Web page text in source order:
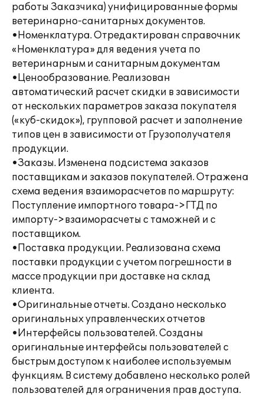
работы Заказчика) унифицированные формы
ветеринарно-санитарных документов.
•Номенклатура. Отредактирован справочник
«Номенклатура» для ведения учета по
ветеринарным и санитарным документам
•Ценообразование. Реализован
автоматический расчет скидки в зависимости
от нескольких параметров заказа покупателя
(«куб-скидок»), групповой расчет и заполнение
типов цен в зависимости от Грузополучателя
продукции.
•Заказы. Изменена подсистема заказов
поставщикам и заказов покупателей. Отражена
схема ведения взаиморасчетов по маршруту:
Поступление импортного товара->ГТД по
импорту->взаиморасчеты с таможней и с
поставщиком.
•Поставка продукции. Реализована схема
поставки продукции с учетом погрешности в
массе продукции при доставке на склад
клиента.
•Оригинальные отчеты. Создано несколько
оригинальных управленческих отчетов
•Интерфейсы пользователей. Созданы
оригинальные интерфейсы пользователей с
быстрым доступом к наиболее используемым
функциям. В систему добавлено несколько ролей
пользователей для ограничения прав доступа.